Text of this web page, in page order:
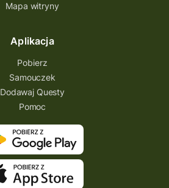
Mapa witryny
Aplikacja
Pobierz
Samouczek
Dodawaj Questy
Pomoc